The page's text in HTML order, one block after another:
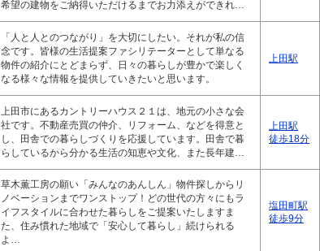
希望の建物をご納得いただけるまでお力添えができれ…
「人と人とのつながり」を大切にしたい。それが私の信
念です。皆様の生活提案ファシリテーターとして単なる
物件の紹介にとどまらず、日々の暮らしが豊かで楽しく
なる様々な情報を提供していきたいと思います。
上田駅
上田市にあるカントリーハウス２１は、地元の小さな会
社です。不動産売買の仲介、リフォーム、などを得意と
し、田舎での暮らしづくりを応援しています。田舎で暮
らしているから分かる生活の知恵や文化、また長年建…
上田駅
徒歩18分
草木薫工房の願い「みんなのあんしん」物件探しからリ
ノベーションまでワンストップ！どの世代の方々にもラ
イフスタイルに合わせた暮らしをご提案いたしますま
た、住み慣れた地域で「安心して暮らし」続けられる
よ…
塩田町駅
徒歩9分